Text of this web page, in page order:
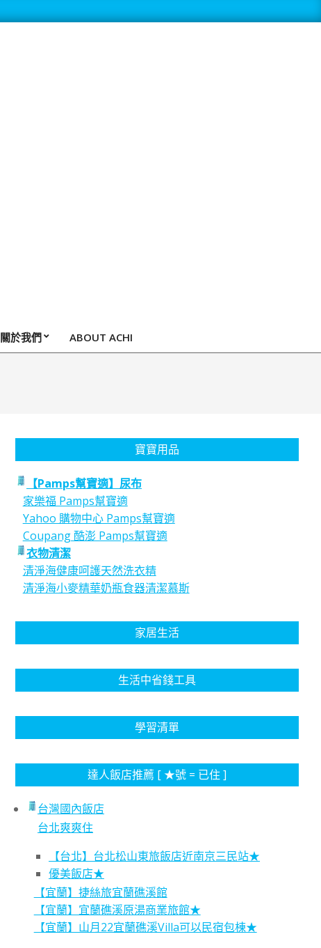
關於我們 ABOUT ACHI
寶寶用品
【Pamps幫寶適】尿布
家樂福 Pamps幫寶適
Yahoo 購物中心 Pamps幫寶適
Coupang 酷澎 Pamps幫寶適
衣物清潔
清淨海健康呵護天然洗衣精
清淨海小麥精華奶瓶食器清潔慕斯
家居生活
生活中省錢工具
學習清單
達人飯店推薦 [ ★號 = 已住 ]
台灣國內飯店
台北爽爽住
【台北】台北松山東旅飯店近南京三民站★
優美飯店★
【宜蘭】捷絲旅宜蘭礁溪館
【宜蘭】宜蘭礁溪原湯商業旅館★
【宜蘭】山月22宜蘭礁溪Villa可以民宿包棟★